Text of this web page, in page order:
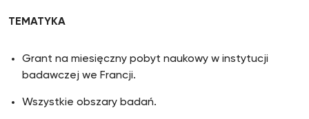
TEMATYKA
Grant na miesięczny pobyt naukowy w instytucji
badawczej we Francji.
Wszystkie obszary badań.